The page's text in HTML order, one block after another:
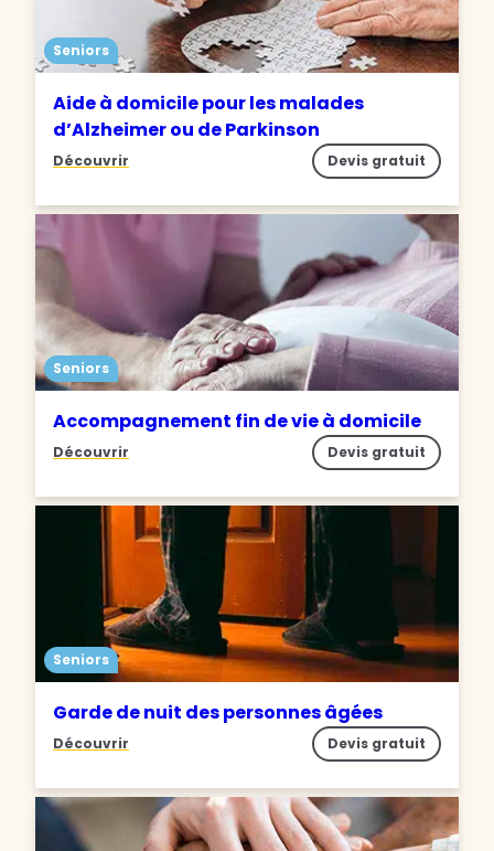
Seniors
Aide à domicile pour les malades
d’Alzheimer ou de Parkinson
Découvrir Devis gratuit
Seniors
Accompagnement fin de vie à domicile
Découvrir Devis gratuit
Seniors
Garde de nuit des personnes âgées
Découvrir Devis gratuit